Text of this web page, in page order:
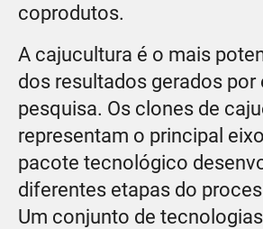
coprodutos.
A cajucultura é o mais
dos resultados gerados por
pesquisa. Os clones de
representam o principal
pacote tecnológico
diferentes etapas do
Um conjunto de